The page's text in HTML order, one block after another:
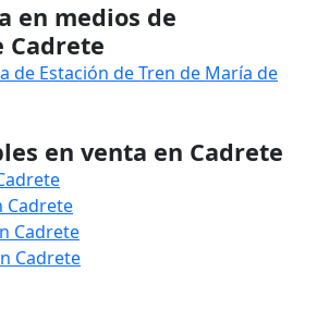
en medios de
Cadrete
de Estación de Tren de María de
en venta en Cadrete
Cadrete
Cadrete
Cadrete